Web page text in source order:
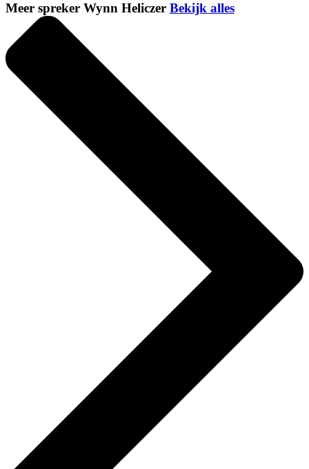
Meer spreker Wynn Heliczer Bekijk alles